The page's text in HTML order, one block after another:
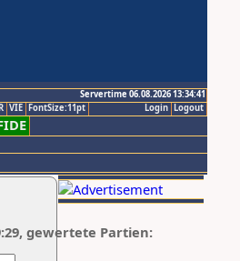
Servertime 06.08.2026 13:34:41
Logout
Login
VIE FontSize:11pt
gewertete Partien: